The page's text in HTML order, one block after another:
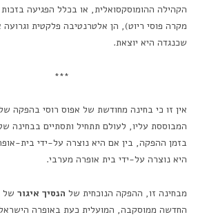
הקהילה ההומוסקסואלית, או בכלל הפגיעה
מקרה פוסי ריוט), הן אלטרנטיבה פלקטית
שכנגדה היא יוצאת.
***
אין זו כי בחינה מחודשת של אפוס רוסי בהפקה
המבוססת עליו, לעולם תתחיל ותסתיים בבחינה
בזמן ההפקה, בין אם היא נוצרה על-ידי בית-
היא נוצרה על-ידי בית אופרה מערבי.
מבחינה זו, ההפקה הנוכחית של הנסיך איגור של
החדשה ממוסקבה, המועלית כעת באופרה